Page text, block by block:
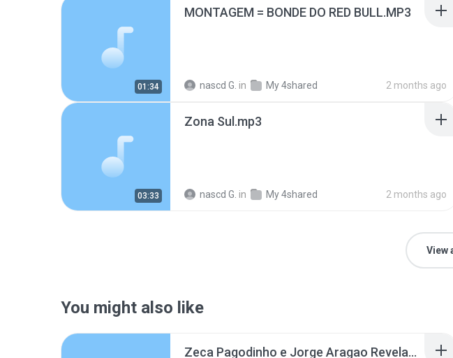
01:34
MONTAGEM = BONDE DO RED BULL.MP3
nascd G. in My 4shared 2 months ago
03:33
Zona Sul.mp3
nascd G. in My 4shared 2 months ago
View
You might also like
Zeca Pagodinho e Jorge Aragao Revelacao - Vem ficar Comigo (1).mp3